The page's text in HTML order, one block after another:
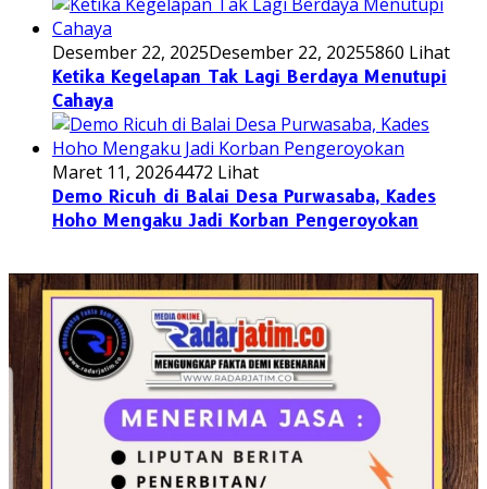
Desember 22, 2025Desember 22, 20255860 Lihat
Ketika Kegelapan Tak Lagi Berdaya Menutupi
Cahaya
Maret 11, 20264472 Lihat
Demo Ricuh di Balai Desa Purwasaba, Kades
Hoho Mengaku Jadi Korban Pengeroyokan